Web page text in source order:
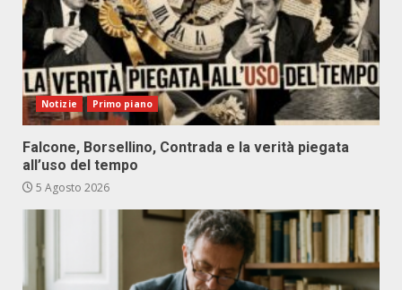
Notizie Primo piano
Falcone, Borsellino, Contrada e la verità piegata
all’uso del tempo
5 Agosto 2026